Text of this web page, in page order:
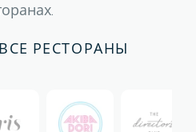
РЕСТОРАНЫ